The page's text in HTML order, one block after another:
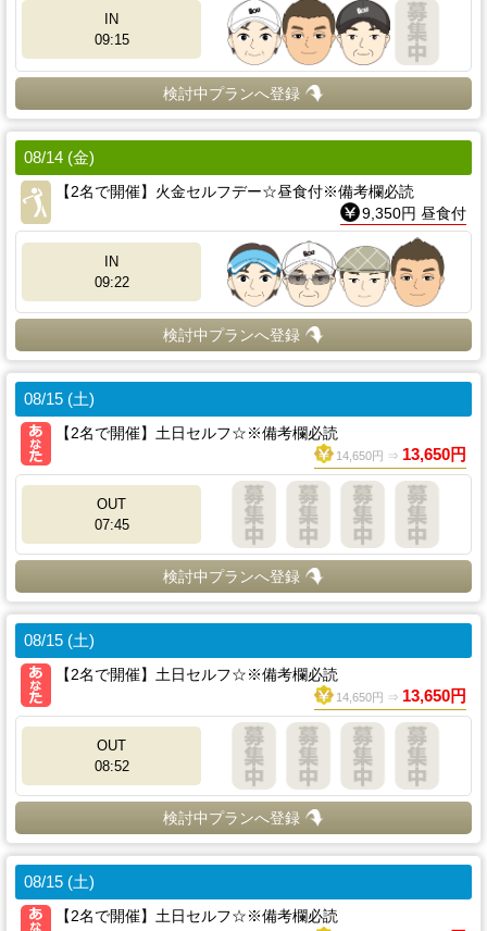
IN
09:15
検討中プランへ登録
08/14 (金)
【2名で開催】火金セルフデー☆昼食付※備考欄必読
9,350円 昼食付
IN
09:22
検討中プランへ登録
08/15 (土)
【2名で開催】土日セルフ☆※備考欄必読
14,650円 ⇒ 13,650円
OUT
07:45
検討中プランへ登録
08/15 (土)
【2名で開催】土日セルフ☆※備考欄必読
14,650円 ⇒ 13,650円
OUT
08:52
検討中プランへ登録
08/15 (土)
【2名で開催】土日セルフ☆※備考欄必読